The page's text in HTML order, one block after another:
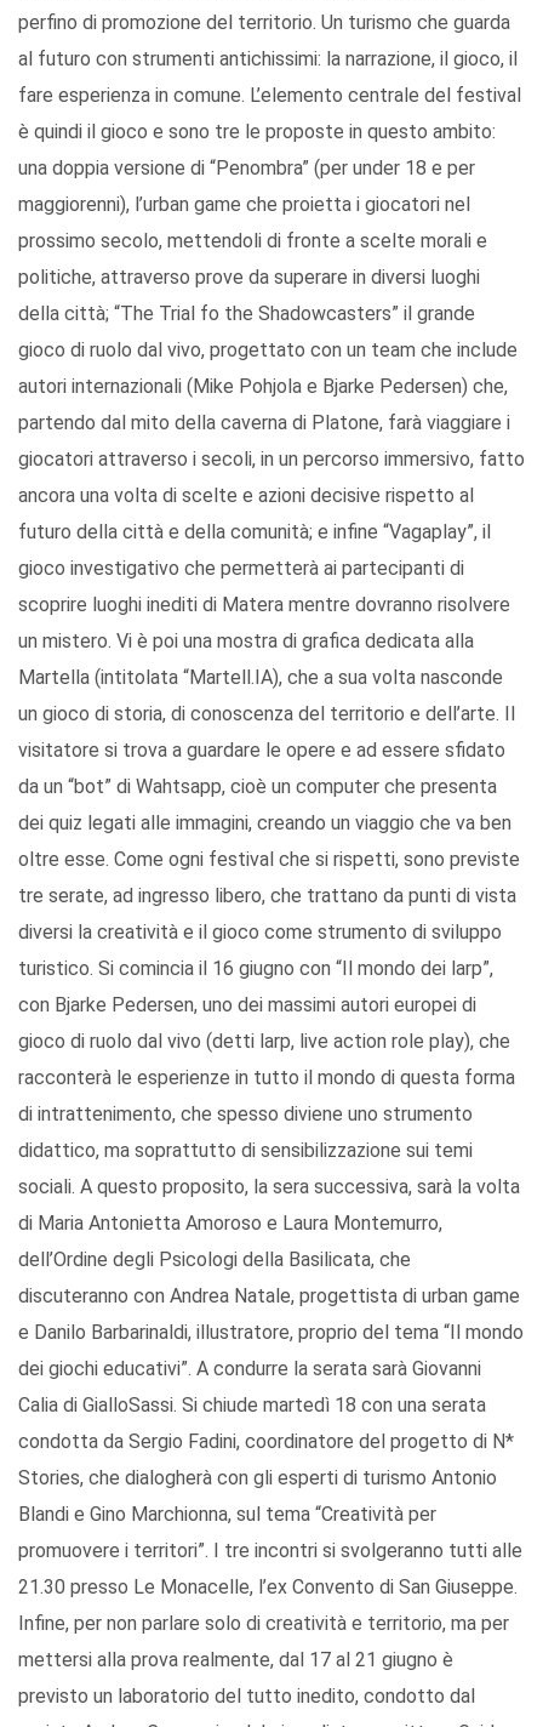
perfino di promozione del territorio. Un turismo che guarda
al futuro con strumenti antichissimi: la narrazione, il gioco, il
fare esperienza in comune. L’elemento centrale del festival
è quindi il gioco e sono tre le proposte in questo ambito:
una doppia versione di “Penombra” (per under 18 e per
maggiorenni), l’urban game che proietta i giocatori nel
prossimo secolo, mettendoli di fronte a scelte morali e
politiche, attraverso prove da superare in diversi luoghi
della città; “The Trial fo the Shadowcasters” il grande
gioco di ruolo dal vivo, progettato con un team che include
autori internazionali (Mike Pohjola e Bjarke Pedersen) che,
partendo dal mito della caverna di Platone, farà viaggiare i
giocatori attraverso i secoli, in un percorso immersivo, fatto
ancora una volta di scelte e azioni decisive rispetto al
futuro della città e della comunità; e infine “Vagaplay”, il
gioco investigativo che permetterà ai partecipanti di
scoprire luoghi inediti di Matera mentre dovranno risolvere
un mistero. Vi è poi una mostra di grafica dedicata alla
Martella (intitolata “Martell.IA), che a sua volta nasconde
un gioco di storia, di conoscenza del territorio e dell’arte. Il
visitatore si trova a guardare le opere e ad essere sfidato
da un “bot” di Wahtsapp, cioè un computer che presenta
dei quiz legati alle immagini, creando un viaggio che va ben
oltre esse. Come ogni festival che si rispetti, sono previste
tre serate, ad ingresso libero, che trattano da punti di vista
diversi la creatività e il gioco come strumento di sviluppo
turistico. Si comincia il 16 giugno con “Il mondo dei larp”,
con Bjarke Pedersen, uno dei massimi autori europei di
gioco di ruolo dal vivo (detti larp, live action role play), che
racconterà le esperienze in tutto il mondo di questa forma
di intrattenimento, che spesso diviene uno strumento
didattico, ma soprattutto di sensibilizzazione sui temi
sociali. A questo proposito, la sera successiva, sarà la volta
di Maria Antonietta Amoroso e Laura Montemurro,
dell’Ordine degli Psicologi della Basilicata, che
discuteranno con Andrea Natale, progettista di urban game
e Danilo Barbarinaldi, illustratore, proprio del tema “Il mondo
dei giochi educativi”. A condurre la serata sarà Giovanni
Calia di GialloSassi. Si chiude martedì 18 con una serata
condotta da Sergio Fadini, coordinatore del progetto di N*
Stories, che dialogherà con gli esperti di turismo Antonio
Blandi e Gino Marchionna, sul tema “Creatività per
promuovere i territori”. I tre incontri si svolgeranno tutti alle
21.30 presso Le Monacelle, l’ex Convento di San Giuseppe.
Infine, per non parlare solo di creatività e territorio, ma per
mettersi alla prova realmente, dal 17 al 21 giugno è
previsto un laboratorio del tutto inedito, condotto dal